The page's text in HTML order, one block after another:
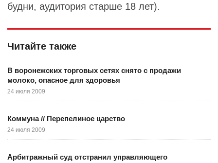
будни, аудитория старше 18 лет).
Читайте также
В воронежских торговых сетях снято с продажи
молоко, опасное для здоровья
24 июля 2009
Коммуна // Перепелиное царство
24 июля 2009
Арбитражный суд отстранил управляющего